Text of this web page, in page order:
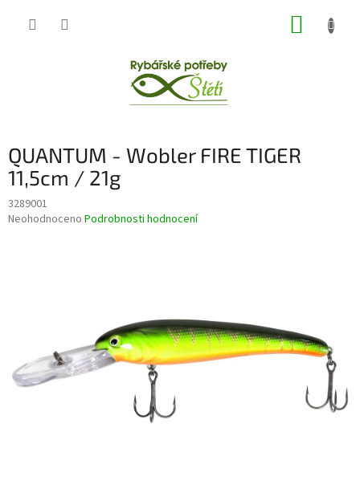
QUANTUM - Wobler FIRE TIGER
11,5cm / 21g
3289001
Průměrné
Neohodnoceno Podrobnosti hodnocení